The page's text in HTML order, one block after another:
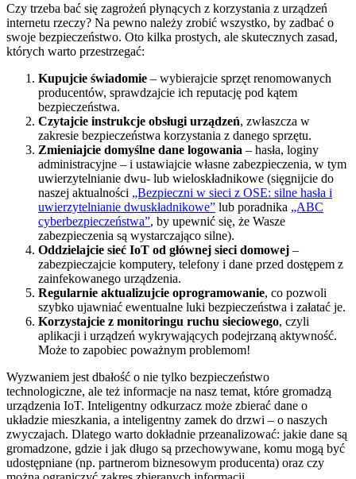
Czy trzeba bać się zagrożeń płynących z korzystania z urządzeń
internetu rzeczy? Na pewno należy zrobić wszystko, by zadbać o
swoje bezpieczeństwo. Oto kilka prostych, ale skutecznych zasad,
których warto przestrzegać:
Kupujcie świadomie – wybierajcie sprzęt renomowanych
producentów, sprawdzajcie ich reputację pod kątem
bezpieczeństwa.
Czytajcie instrukcje obsługi urządzeń, zwłaszcza w
zakresie bezpieczeństwa korzystania z danego sprzętu.
Zmieniajcie domyślne dane logowania – hasła, loginy
administracyjne – i ustawiajcie własne zabezpieczenia, w tym
uwierzytelnianie dwu- lub wieloskładnikowe (sięgnijcie do
naszej aktualności „Bezpieczni w sieci z OSE: silne hasła i
uwierzytelnianie dwuskładnikowe” lub poradnika „ABC
cyberbezpieczeństwa”, by upewnić się, że Wasze
zabezpieczenia są wystarczająco silne).
Oddzielajcie sieć IoT od głównej sieci domowej –
zabezpieczajcie komputery, telefony i dane przed dostępem z
zainfekowanego urządzenia.
Regularnie aktualizujcie oprogramowanie, co pozwoli
szybko ujawniać ewentualne luki bezpieczeństwa i załatać je.
Korzystajcie z monitoringu ruchu sieciowego, czyli
aplikacji i urządzeń wykrywających podejrzaną aktywność.
Może to zapobiec poważnym problemom!
Wyzwaniem jest dbałość o nie tylko bezpieczeństwo
technologiczne, ale też informacje na nasz temat, które gromadzą
urządzenia IoT. Inteligentny odkurzacz może zbierać dane o
układzie mieszkania, a inteligentny zamek do drzwi – o naszych
zwyczajach. Dlatego warto dokładnie przeanalizować: jakie dane są
gromadzone, gdzie i jak długo są przechowywane, komu mogą być
udostępniane (np. partnerom biznesowym producenta) oraz czy